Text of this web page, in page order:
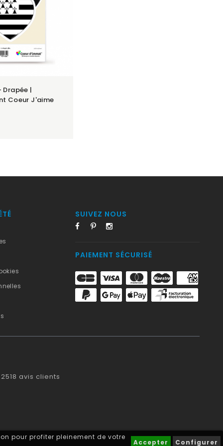
pour profiter pleinement de votre
Accepter Configurer
|
Coeur J'aime
SUIVEZ NOUS
PAIEMENT SÉCURISÉ
avis clients